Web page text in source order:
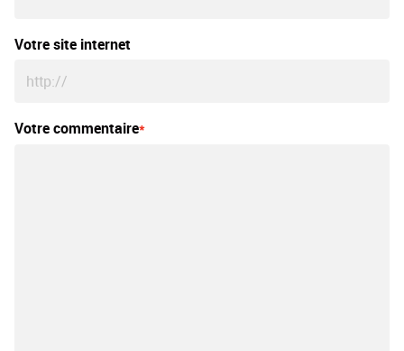
Votre site internet
Votre commentaire